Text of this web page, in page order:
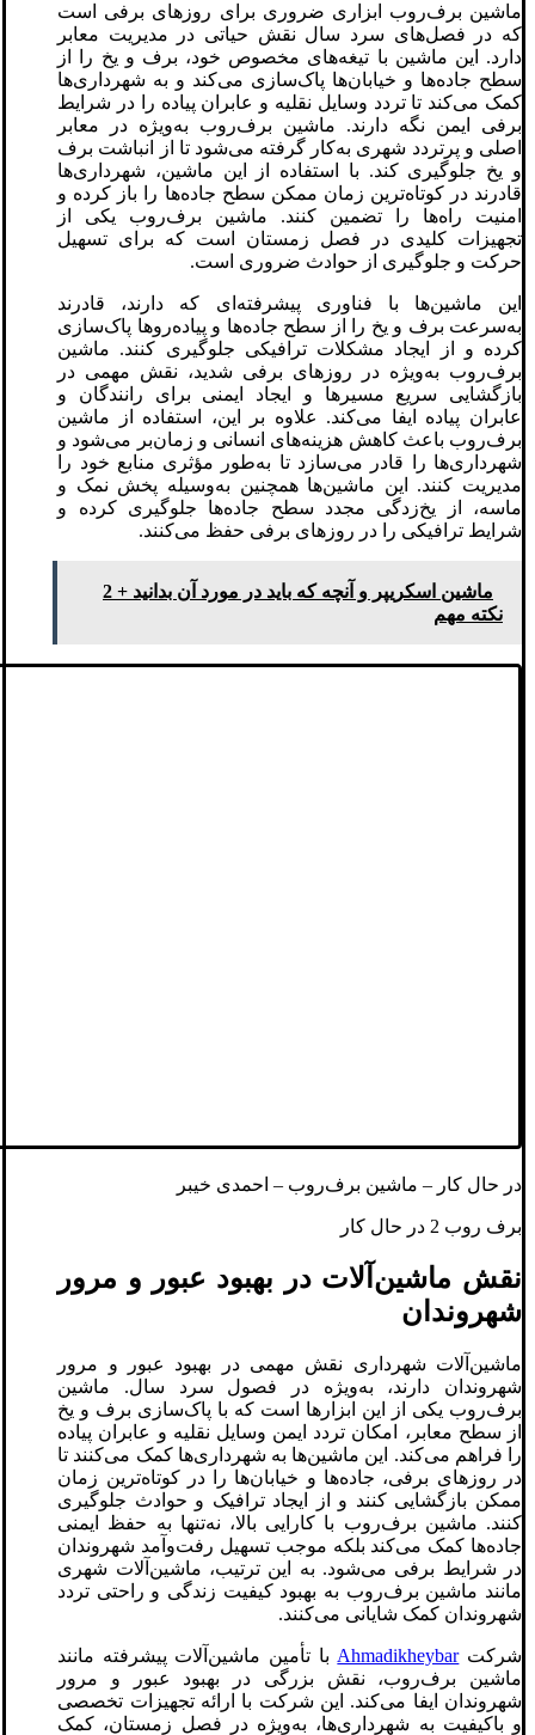
ماشین برف‌روب ابزاری ضروری برای روزهای برفی است
که در فصل‌های سرد سال نقش حیاتی در مدیریت معابر
دارد. این ماشین با تیغه‌های مخصوص خود، برف و یخ را از
سطح جاده‌ها و خیابان‌ها پاک‌سازی می‌کند و به شهرداری‌ها
کمک می‌کند تا تردد وسایل نقلیه و عابران پیاده را در شرایط
برفی ایمن نگه دارند. ماشین برف‌روب به‌ویژه در معابر
اصلی و پرتردد شهری به‌کار گرفته می‌شود تا از انباشت برف
و یخ جلوگیری کند. با استفاده از این ماشین، شهرداری‌ها
قادرند در کوتاه‌ترین زمان ممکن سطح جاده‌ها را باز کرده و
امنیت راه‌ها را تضمین کنند. ماشین برف‌روب یکی از
تجهیزات کلیدی در فصل زمستان است که برای تسهیل
حرکت و جلوگیری از حوادث ضروری است.
این ماشین‌ها با فناوری پیشرفته‌ای که دارند، قادرند
به‌سرعت برف و یخ را از سطح جاده‌ها و پیاده‌روها پاک‌سازی
کرده و از ایجاد مشکلات ترافیکی جلوگیری کنند. ماشین
برف‌روب به‌ویژه در روزهای برفی شدید، نقش مهمی در
بازگشایی سریع مسیرها و ایجاد ایمنی برای رانندگان و
عابران پیاده ایفا می‌کند. علاوه بر این، استفاده از ماشین
برف‌روب باعث کاهش هزینه‌های انسانی و زمان‌بر می‌شود و
شهرداری‌ها را قادر می‌سازد تا به‌طور مؤثری منابع خود را
مدیریت کنند. این ماشین‌ها همچنین به‌وسیله پخش نمک و
ماسه، از یخ‌زدگی مجدد سطح جاده‌ها جلوگیری کرده و
شرایط ترافیکی را در روزهای برفی حفظ می‌کنند.
ماشین اسکریپر و آنچه که باید در مورد آن بدانید + 2
نکته مهم
در حال کار – ماشین برف‌روب – احمدی خیبر
برف روب 2 در حال کار
نقش ماشین‌آلات در بهبود عبور و مرور
شهروندان
ماشین‌آلات شهرداری نقش مهمی در بهبود عبور و مرور
شهروندان دارند، به‌ویژه در فصول سرد سال. ماشین
برف‌روب یکی از این ابزارها است که با پاک‌سازی برف و یخ
از سطح معابر، امکان تردد ایمن وسایل نقلیه و عابران پیاده
را فراهم می‌کند. این ماشین‌ها به شهرداری‌ها کمک می‌کنند تا
در روزهای برفی، جاده‌ها و خیابان‌ها را در کوتاه‌ترین زمان
ممکن بازگشایی کنند و از ایجاد ترافیک و حوادث جلوگیری
کنند. ماشین برف‌روب با کارایی بالا، نه‌تنها به حفظ ایمنی
جاده‌ها کمک می‌کند بلکه موجب تسهیل رفت‌وآمد شهروندان
در شرایط برفی می‌شود. به این ترتیب، ماشین‌آلات شهری
مانند ماشین برف‌روب به بهبود کیفیت زندگی و راحتی تردد
شهروندان کمک شایانی می‌کنند.
شرکتAhmadikheybar با تأمین ماشین‌آلات پیشرفته مانند
ماشین برف‌روب، نقش بزرگی در بهبود عبور و مرور
شهروندان ایفا می‌کند. این شرکت با ارائه تجهیزات تخصصی
و باکیفیت به شهرداری‌ها، به‌ویژه در فصل زمستان، کمک